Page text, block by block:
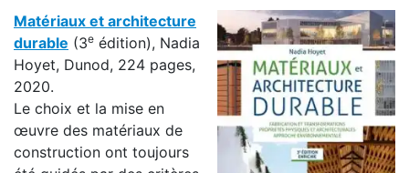
Matériaux et architecture
durable (3e édition), Nadia
Hoyet, Dunod, 224 pages,
2020.
Le choix et la mise en
œuvre des matériaux de
construction ont toujours